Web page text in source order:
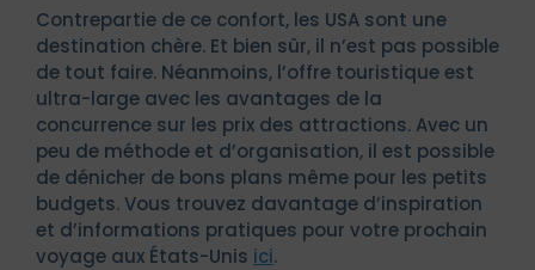
Contrepartie de ce confort, les USA sont une
destination chère. Et bien sûr, il n’est pas possible
de tout faire. Néanmoins, l’offre touristique est
ultra-large avec les avantages de la
concurrence sur les prix des attractions. Avec un
peu de méthode et d’organisation, il est possible
de dénicher de bons plans même pour les petits
budgets. Vous trouvez davantage d’inspiration
et d’informations pratiques pour votre prochain
voyage aux États-Unis ici.